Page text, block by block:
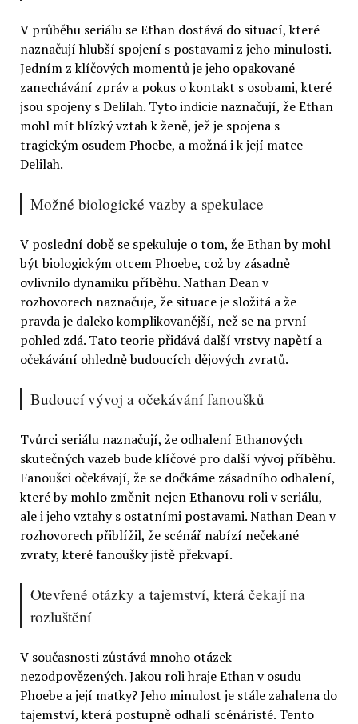
V průběhu seriálu se Ethan dostává do situací, které
naznačují hlubší spojení s postavami z jeho minulosti.
Jedním z klíčových momentů je jeho opakované
zanechávání zpráv a pokus o kontakt s osobami, které
jsou spojeny s Delilah. Tyto indicie naznačují, že Ethan
mohl mít blízký vztah k ženě, jež je spojena s
tragickým osudem Phoebe, a možná i k její matce
Delilah.
Možné biologické vazby a spekulace
V poslední době se spekuluje o tom, že Ethan by mohl
být biologickým otcem Phoebe, což by zásadně
ovlivnilo dynamiku příběhu. Nathan Dean v
rozhovorech naznačuje, že situace je složitá a že
pravda je daleko komplikovanější, než se na první
pohled zdá. Tato teorie přidává další vrstvy napětí a
očekávání ohledně budoucích dějových zvratů.
Budoucí vývoj a očekávání fanoušků
Tvůrci seriálu naznačují, že odhalení Ethanových
skutečných vazeb bude klíčové pro další vývoj příběhu.
Fanoušci očekávají, že se dočkáme zásadního odhalení,
které by mohlo změnit nejen Ethanovu roli v seriálu,
ale i jeho vztahy s ostatními postavami. Nathan Dean v
rozhovorech přiblížil, že scénář nabízí nečekané
zvraty, které fanoušky jistě překvapí.
Otevřené otázky a tajemství, která čekají na
rozluštění
V současnosti zůstává mnoho otázek
nezodpovězených. Jakou roli hraje Ethan v osudu
Phoebe a její matky? Jeho minulost je stále zahalena do
tajemství, která postupně odhalí scénáristé. Tento